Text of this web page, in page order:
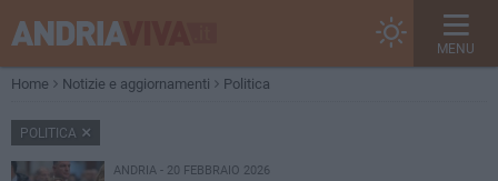
MENU
Home Notizie e aggiornamenti Politica
POLITICA
ANDRIA - 20 FEBBRAIO 2026